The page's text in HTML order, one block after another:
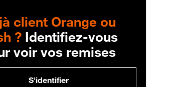
client Orange ou
?Identifiez-vous
voir vos remises
S'identifier